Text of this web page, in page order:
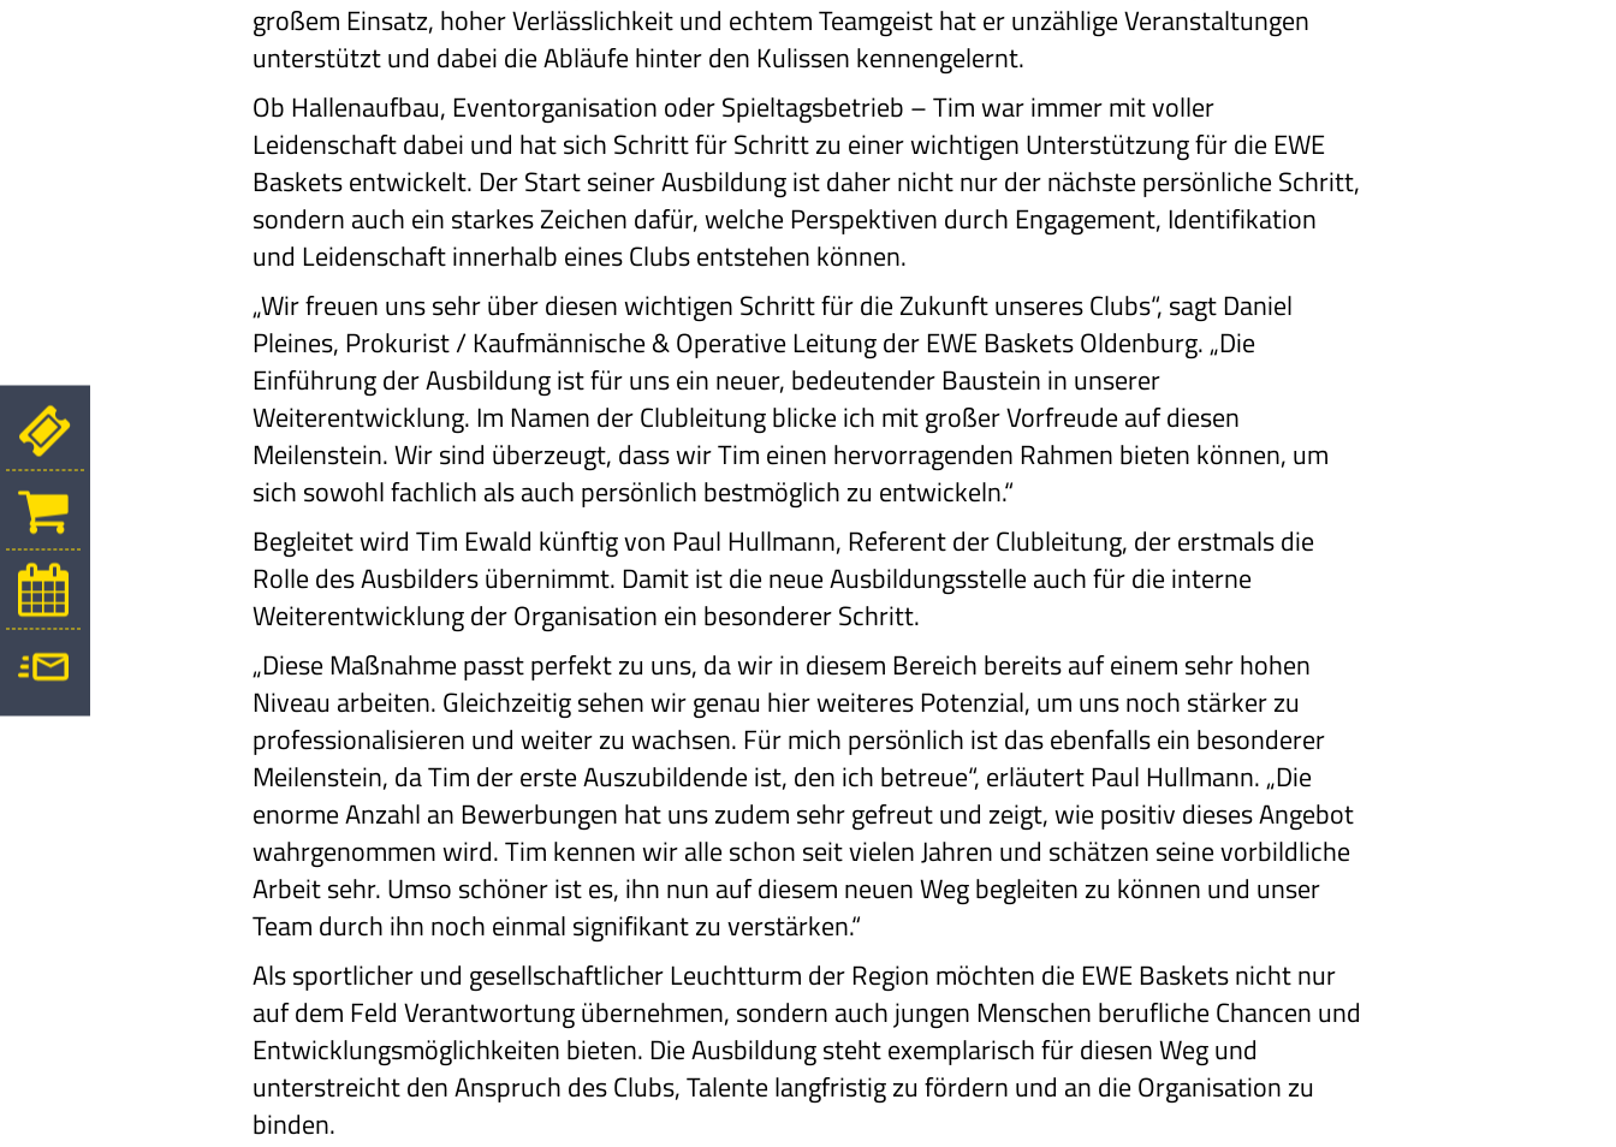
großem Einsatz, hoher Verlässlichkeit und echtem Teamgeist hat er unzählige Veranstaltungen
unterstützt und dabei die Abläufe hinter den Kulissen kennengelernt.
Ob Hallenaufbau, Eventorganisation oder Spieltagsbetrieb – Tim war immer mit voller
Leidenschaft dabei und hat sich Schritt für Schritt zu einer wichtigen Unterstützung für die EWE
Baskets entwickelt. Der Start seiner Ausbildung ist daher nicht nur der nächste persönliche Schritt,
sondern auch ein starkes Zeichen dafür, welche Perspektiven durch Engagement, Identifikation
und Leidenschaft innerhalb eines Clubs entstehen können.
„Wir freuen uns sehr über diesen wichtigen Schritt für die Zukunft unseres Clubs“, sagt Daniel
Pleines, Prokurist / Kaufmännische & Operative Leitung der EWE Baskets Oldenburg. „Die
Einführung der Ausbildung ist für uns ein neuer, bedeutender Baustein in unserer
Weiterentwicklung. Im Namen der Clubleitung blicke ich mit großer Vorfreude auf diesen
Meilenstein. Wir sind überzeugt, dass wir Tim einen hervorragenden Rahmen bieten können, um
sich sowohl fachlich als auch persönlich bestmöglich zu entwickeln.“
Begleitet wird Tim Ewald künftig von Paul Hullmann, Referent der Clubleitung, der erstmals die
Rolle des Ausbilders übernimmt. Damit ist die neue Ausbildungsstelle auch für die interne
Weiterentwicklung der Organisation ein besonderer Schritt.
„Diese Maßnahme passt perfekt zu uns, da wir in diesem Bereich bereits auf einem sehr hohen
Niveau arbeiten. Gleichzeitig sehen wir genau hier weiteres Potenzial, um uns noch stärker zu
professionalisieren und weiter zu wachsen. Für mich persönlich ist das ebenfalls ein besonderer
Meilenstein, da Tim der erste Auszubildende ist, den ich betreue“, erläutert Paul Hullmann. „Die
enorme Anzahl an Bewerbungen hat uns zudem sehr gefreut und zeigt, wie positiv dieses Angebot
wahrgenommen wird. Tim kennen wir alle schon seit vielen Jahren und schätzen seine vorbildliche
Arbeit sehr. Umso schöner ist es, ihn nun auf diesem neuen Weg begleiten zu können und unser
Team durch ihn noch einmal signifikant zu verstärken.“
Als sportlicher und gesellschaftlicher Leuchtturm der Region möchten die EWE Baskets nicht nur
auf dem Feld Verantwortung übernehmen, sondern auch jungen Menschen berufliche Chancen und
Entwicklungsmöglichkeiten bieten. Die Ausbildung steht exemplarisch für diesen Weg und
unterstreicht den Anspruch des Clubs, Talente langfristig zu fördern und an die Organisation zu
binden.